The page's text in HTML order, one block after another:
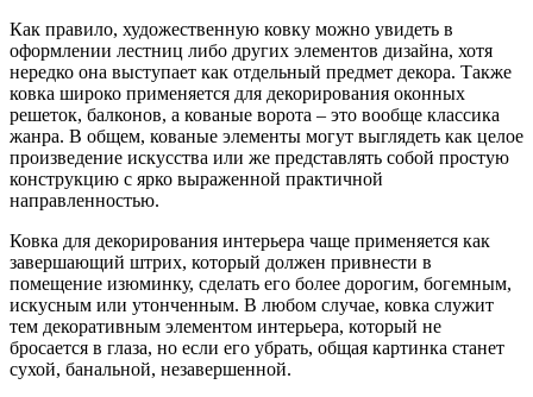
Как правило, художественную ковку можно увидеть в
оформлении лестниц либо других элементов дизайна, хотя
нередко она выступает как отдельный предмет декора. Также
ковка широко применяется для декорирования оконных
решеток, балконов, а кованые ворота – это вообще классика
жанра. В общем, кованые элементы могут выглядеть как целое
произведение искусства или же представлять собой простую
конструкцию с ярко выраженной практичной
направленностью.
Ковка для декорирования интерьера чаще применяется как
завершающий штрих, который должен привнести в
помещение изюминку, сделать его более дорогим, богемным,
искусным или утонченным. В любом случае, ковка служит
тем декоративным элементом интерьера, который не
бросается в глаза, но если его убрать, общая картинка станет
сухой, банальной, незавершенной.